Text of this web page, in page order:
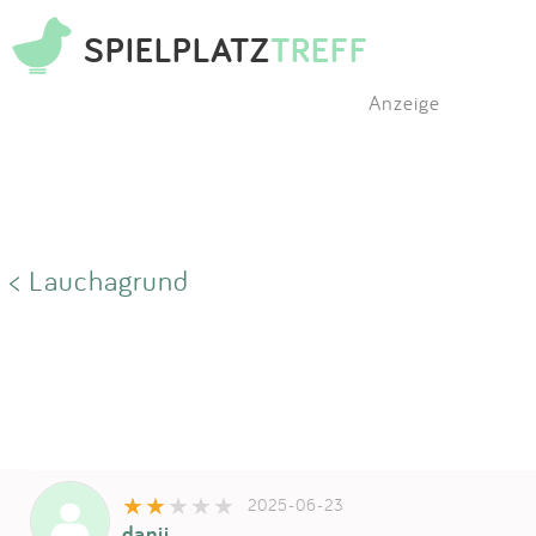
SPIELPLATZTREFF
Anzeige
< Lauchagrund
2025-06-23